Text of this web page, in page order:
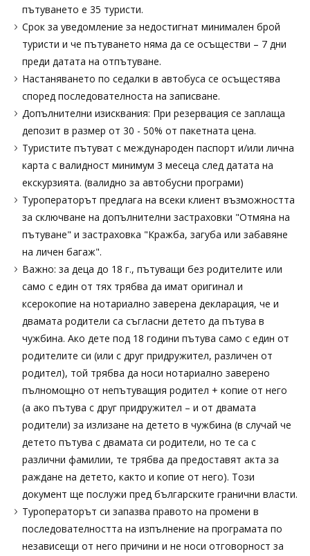
пътуването е 35 туристи.
Срок за уведомление за недостигнат минимален брой
туристи и че пътуването няма да се осъществи – 7 дни
преди датата на отпътуване.
Настаняването по седалки в автобуса се осъщестява
според последователноста на записване.
Допълнителни изисквания: При резервация се заплаща
депозит в размер от 30 - 50% от пакетната цена.
Tуристите пътуват с международен паспорт и/или лична
карта с валидност минимум 3 месеца след датата на
екскурзията. (валидно за автобусни програми)
Туроператорът предлага на всеки клиент възможността
за сключване на допълнителни застраховки "Отмяна на
пътуване" и застраховка "Кражба, загуба или забавяне
на личен багаж".
Важно: за деца до 18 г., пътуващи без родителите или
само с един от тях трябва да имат оригинал и
ксерокопие на нотариално заверена декларация, че и
двамата родители са съгласни детето да пътува в
чужбина. Ако дете под 18 години пътува само с един от
родителите си (или с друг придружител, различен от
родител), той трябва да носи нотариално заверено
пълномощно от непътуващия родител + копие от него
(а ако пътува с друг придружител – и от двамата
родители) за излизане на детето в чужбина (в случай че
детето пътува с двамата си родители, но те са с
различни фамилии, те трябва да предоставят акта за
раждане на детето, както и копие от него). Този
документ ще послужи пред българските гранични власти.
Туроператорът си запазва правото на промени в
последователността на изпълнение на програмата по
независещи от него причини и не носи отговорност за